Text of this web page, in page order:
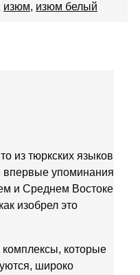
изюм, изюм белый
из тюркских языков и
впервые упоминания о
и Среднем Востоке и
изобрел это
которые
широко